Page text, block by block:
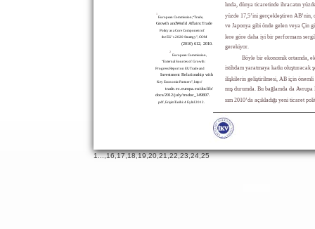
1965
lında, dünya ticaretinde ihracatın
yüzde 17,5’ini gerçekleştiren
ve Japonya gibi önde gelen veya Çin
lere göre daha iyi bir performans
gerekiyor.
Böyle bir ekonomik ortamda,
istihdam yaratmaya katkı oluşturacak
ilişkilerin geliştirilmesi, AB için
mış durumda. Bu bağlamda da
sım 2010’da açıkladığı yeni ticaret
1
European Commission,“Trade,
Growth andWorld Affairs:Trade
Policy as a Core Component of
the EU’s 2020 Strategy”, COM
(2010) 612, 2010.
2
European Commission,
“External Sources of Growth:
Progress Report on EUTrade and
Investment Relationship with
Key Economic Partners”, http://
trade.ec.europa.eu/doclib/
docs/2012/july/tradoc_149807.
pdf, ErişimTarihi: 4 Eylül 2012.
1...,16,17,18,19,20,21,22,23,24,25